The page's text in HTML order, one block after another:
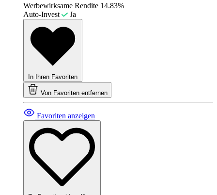
Werbewirksame Rendite 14.83%
Auto-Invest
Ja
In Ihren Favoriten
Von Favoriten entfernen
Favoriten anzeigen